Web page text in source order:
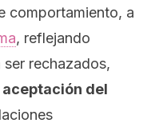
comportamiento, a
, reflejando
rechazados,
del